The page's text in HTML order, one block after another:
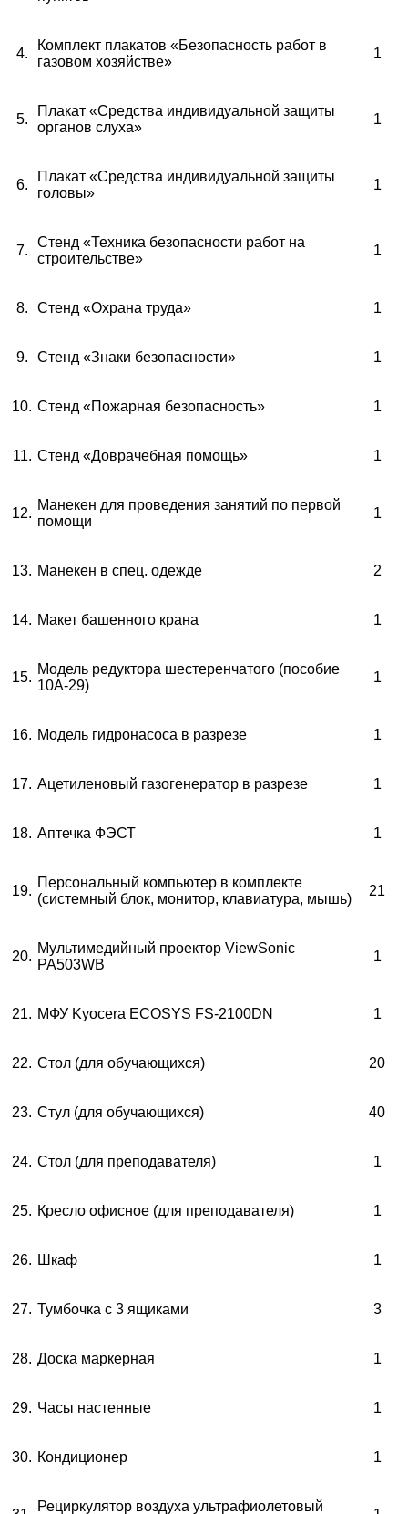
4.
Комплект плакатов «Безопасность работ в
газовом хозяйстве»
1
5.
Плакат «Средства индивидуальной защиты
органов слуха»
1
6.
Плакат «Средства индивидуальной защиты
головы»
1
7.
Стенд «Техника безопасности работ на
строительстве»
1
8. Стенд «Охрана труда» 1
9. Стенд «Знаки безопасности» 1
10. Стенд «Пожарная безопасность» 1
11. Стенд «Доврачебная помощь» 1
12.
Манекен для проведения занятий по первой
помощи
1
13. Манекен в спец. одежде 2
14. Макет башенного крана 1
15.
Модель редуктора шестеренчатого (пособие
10А-29)
1
16. Модель гидронасоса в разрезе 1
17. Ацетиленовый газогенератор в разрезе 1
18. Аптечка ФЭСТ 1
19.
Персональный компьютер в комплекте
(системный блок, монитор, клавиатура, мышь)
21
20.
Мультимедийный проектор ViewSonic
PA503WB
1
21. МФУ Kyocera ECOSYS FS-2100DN 1
22. Стол (для обучающихся) 20
23. Стул (для обучающихся) 40
24. Стол (для преподавателя) 1
25. Кресло офисное (для преподавателя) 1
26. Шкаф 1
27. Тумбочка с 3 ящиками 3
28. Доска маркерная 1
29. Часы настенные 1
30. Кондиционер 1
Рециркулятор воздуха ультрафиолетовый